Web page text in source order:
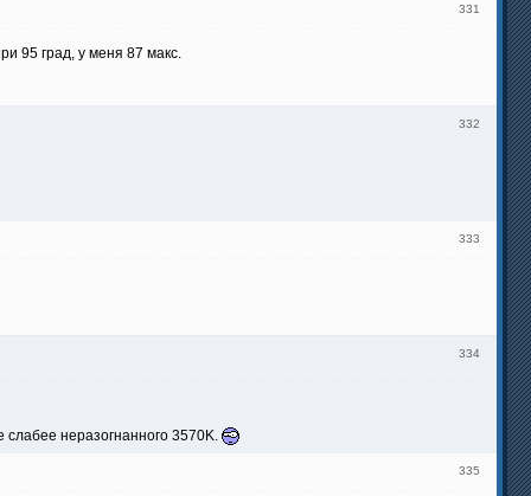
331
95 град, у меня 87 макс.
332
333
334
слабее неразогнанного 3570K.
335